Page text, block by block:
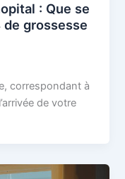
: Que se
grossesse
correspondant à
de votre